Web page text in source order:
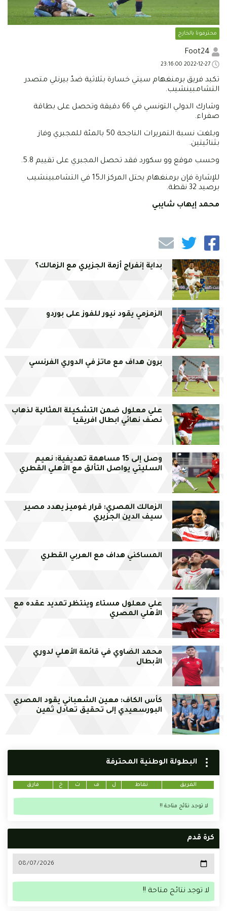
محترفونا بالخارج
تكبد فريق برمنغهام سيتي خسارة بثلاثية ضدّ بيرنلي متصدر
التشامبينشيب.
وشارك الدولي التونسي في 66 دقيقة وتحصل على بطاقة
صفراء.
وبلغت نسبة التمريرات الناجحة 50 بالمئة للمجبري وفاز
بثنائيتين.
وحسب موقع وو سكورد فقد تحصل المجبري على تقييم 5.8.
للإشارة فإن برمنغهام يحتل المركز الـ15 في التشامبينشيب
برصيد 32 نقطة.
محمد إيهاب شايبي
بداية إنفراج أزمة الجزيري مع الزمالك؟
الزمزمي يقود نيور للفوز على بوردو
برون هداف مع ماتز في الدوري الفرنسي
علي معلول ضمن التشكيلة المثالية لذهاب
نصف نهائي ابطال افريقيا
وصل إلى 15 مساهمة تهديفية: نعيم
السليتي يواصل التألق مع الأهلي القطري
الزمالك المصري: قرار غوميز يهدد مصير
سيف الدين الجزيري
المساكني هداف مع العربي القطري
علي معلول مستاء وينتظر تمديد عقده مع
الأهلي المصري
محمد الضاوي في قائمة الأهلي لدوري
الأبطال
كأس الكاف: معين الشعباني يقود المصري
البورسعيدي إلى تحقيق تعادل ثمين
البطولة الوطنية المحترفة
الفريق نقاط ل ف ت خ فارق
لا توجد نتائج متاحة !!
كرة قدم
لا توجد نتائج متاحة !!